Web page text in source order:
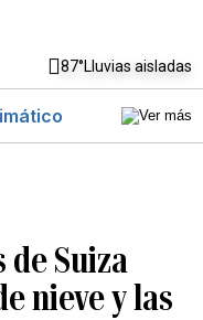
87°Lluvias aisladas
Suiza
nieve y las